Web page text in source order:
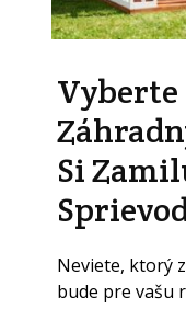
Vyberte
Si
Neviete, ktorý
bude pre vašu